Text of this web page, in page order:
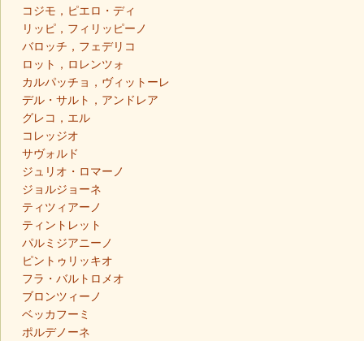
コジモ，ピエロ・ディ
リッピ，フィリッピーノ
バロッチ，フェデリコ
ロット，ロレンツォ
カルパッチョ，ヴィットーレ
デル・サルト，アンドレア
グレコ，エル
コレッジオ
サヴォルド
ジュリオ・ロマーノ
ジョルジョーネ
ティツィアーノ
ティントレット
パルミジアニーノ
ピントゥリッキオ
フラ・バルトロメオ
ブロンツィーノ
ベッカフーミ
ポルデノーネ